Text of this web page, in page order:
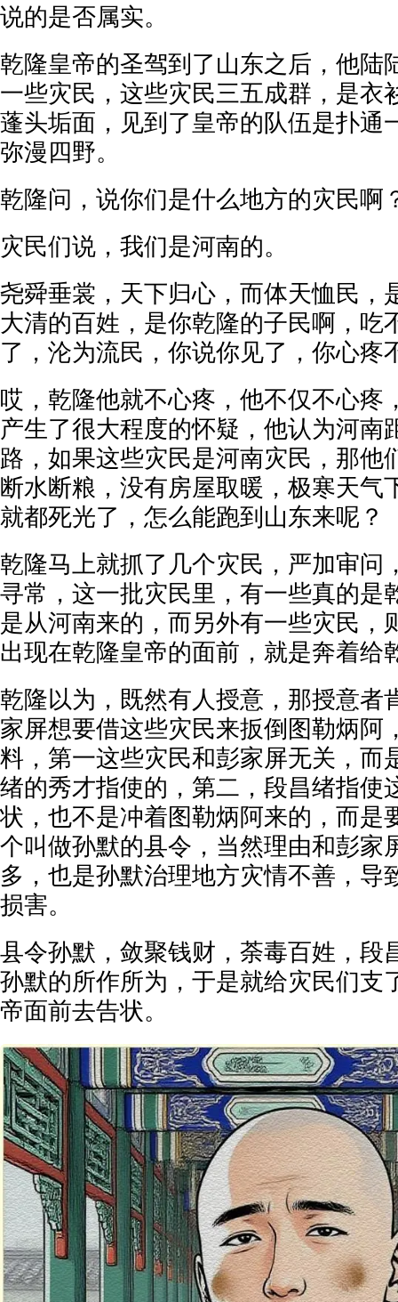
说的是否属实。
乾隆皇帝的圣驾到了山东之后，他陆
一些灾民，这些灾民三五成群，是衣
蓬头垢面，见到了皇帝的队伍是扑通
弥漫四野。
乾隆问，说你们是什么地方的灾民啊
灾民们说，我们是河南的。
尧舜垂裳，天下归心，而体天恤民，
大清的百姓，是你乾隆的子民啊，吃
了，沦为流民，你说你见了，你心疼
哎，乾隆他就不心疼，他不仅不心疼
产生了很大程度的怀疑，他认为河南
路，如果这些灾民是河南灾民，那他
断水断粮，没有房屋取暖，极寒天气
就都死光了，怎么能跑到山东来呢？
乾隆马上就抓了几个灾民，严加审问
寻常，这一批灾民里，有一些真的是
是从河南来的，而另外有一些灾民，
出现在乾隆皇帝的面前，就是奔着给
乾隆以为，既然有人授意，那授意者
家屏想要借这些灾民来扳倒图勒炳阿
料，第一这些灾民和彭家屏无关，而
绪的秀才指使的，第二，段昌绪指使
状，也不是冲着图勒炳阿来的，而是
个叫做孙默的县令，当然理由和彭家
多，也是孙默治理地方灾情不善，导
损害。
县令孙默，敛聚钱财，荼毒百姓，段
孙默的所作所为，于是就给灾民们支
帝面前去告状。